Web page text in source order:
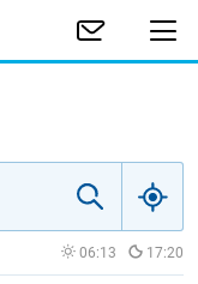
06:13 17:20